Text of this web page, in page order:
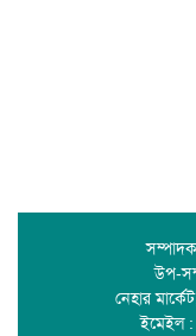
উপ-
নেহার
ইমেইল